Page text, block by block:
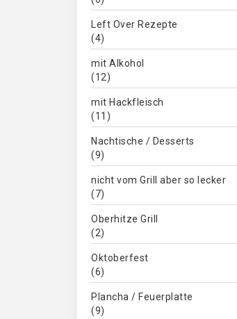
Left Over Rezepte
(4)
mit Alkohol
(12)
mit Hackfleisch
(11)
Nachtische / Desserts
(9)
nicht vom Grill aber so lecker
(7)
Oberhitze Grill
(2)
Oktoberfest
(6)
Plancha / Feuerplatte
(9)